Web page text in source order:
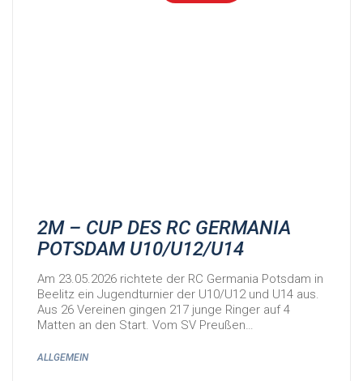
2M – CUP DES RC GERMANIA
POTSDAM U10/U12/U14
Am 23.05.2026 richtete der RC Germania Potsdam in
Beelitz ein Jugendturnier der U10/U12 und U14 aus.
Aus 26 Vereinen gingen 217 junge Ringer auf 4
Matten an den Start. Vom SV Preußen…
ALLGEMEIN